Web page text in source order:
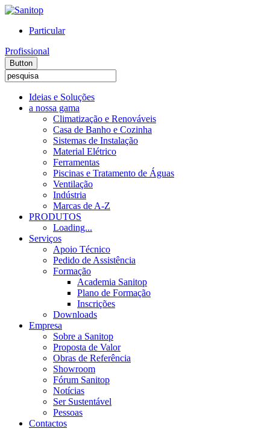
Particular
Profissional
Button
Ideias e Soluções
a nossa gama
Climatização e Renováveis
Casa de Banho e Cozinha
Sistemas de Instalação
Material Elétrico
Ferramentas
Piscinas e Tratamento de Águas
Ventilação
Indústria
Marcas de A-Z
PRODUTOS
Loading...
Serviços
Apoio Técnico
Pedido de Assistência
Formação
Academia Sanitop
Plano de Formação
Inscrições
Downloads
Empresa
Sobre a Sanitop
Proposta de Valor
Obras de Referência
Showroom
Fórum Sanitop
Notícias
Ser Sustentável
Pessoas
Contactos